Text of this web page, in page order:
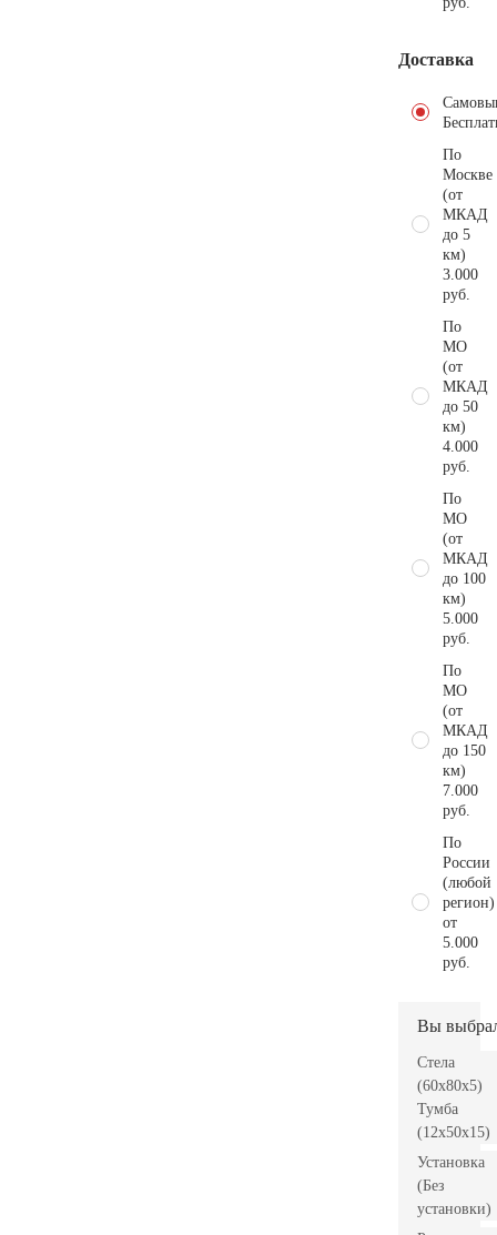
Доставка
По
Москве
(от
МКАД
до 5
км)
3.000
руб.
По
МО
(от
МКАД
до 50
км)
4.000
руб.
По
МО
(от
МКАД
до 100
км)
5.000
руб.
По
МО
(от
МКАД
до 150
км)
7.000
руб.
По
России
(любой
регион)
от
5.000
руб.
Вы
Стела
(60x80x5)
Тумба
(12x50x15)
Установка
(Без
установки)